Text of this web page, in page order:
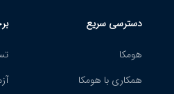
دسترسی سریع
هومکا
همکاری با هومکا